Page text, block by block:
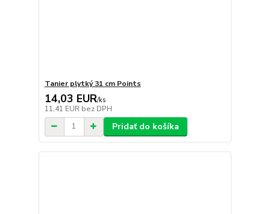
Tanier plytký 31 cm Points
14,03 EUR/ks
11,41 EUR bez DPH
Pridať do košíka